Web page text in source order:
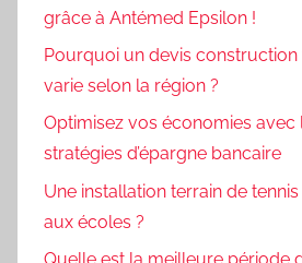
grâce à Antémed Epsilon !
Pourquoi un devis construction
varie selon la région ?
Optimisez vos économies avec
stratégies d’épargne bancaire
Une installation terrain de
aux écoles ?